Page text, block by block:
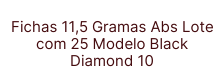
Fichas 11,5 Gramas Abs Lote
com 25 Modelo Black
Diamond 10